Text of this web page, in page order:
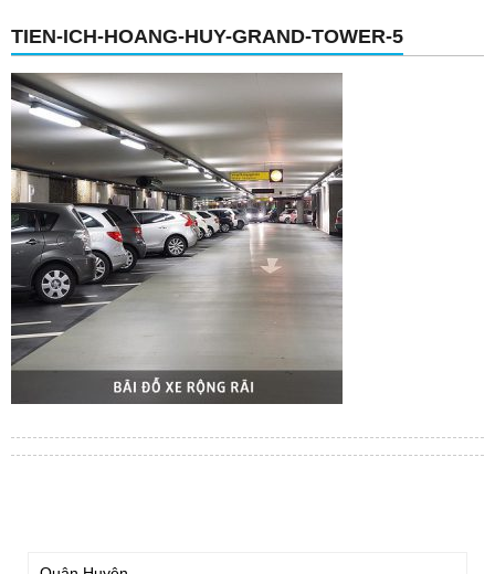
TIEN-ICH-HOANG-HUY-GRAND-TOWER-5